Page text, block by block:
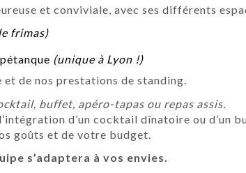
et conviviale, avec ses différents
frimas)
(unique à Lyon !)
de nos prestations de standing.
buffet, apéro-tapas ou repas assis.
d’un cocktail dînatoire ou d’un
goûts et de votre budget.
s’adaptera à vos envies.